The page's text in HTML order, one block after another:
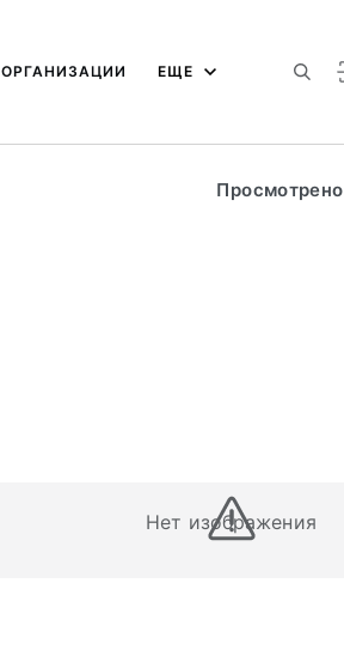
ОРГАНИЗАЦИИ ЕЩЕ
Просмотрено
Нет изображения